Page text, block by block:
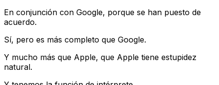
En conjunción con Google, porque se han puesto de
acuerdo.
Sí, pero es más completo que Google.
Y mucho más que Apple, que Apple tiene estupidez
natural.